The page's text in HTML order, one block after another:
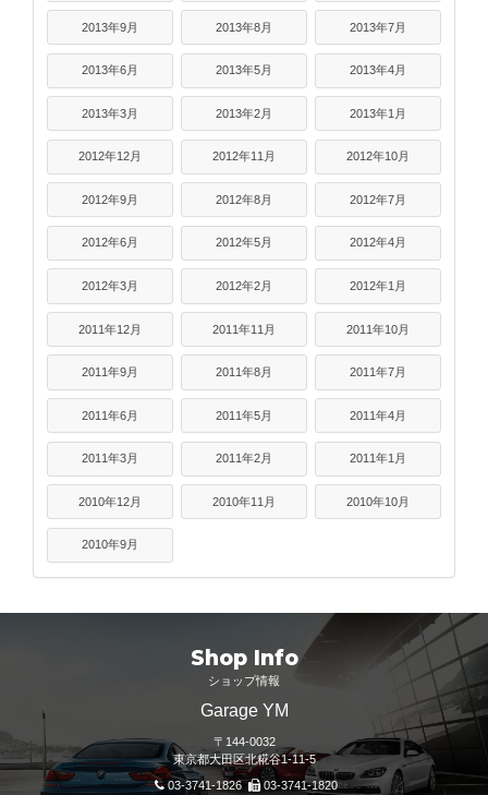
2013年9月 2013年8月 2013年7月
2013年6月 2013年5月 2013年4月
2013年3月 2013年2月 2013年1月
2012年12月 2012年11月 2012年10月
2012年9月 2012年8月 2012年7月
2012年6月 2012年5月 2012年4月
2012年3月 2012年2月 2012年1月
2011年12月 2011年11月 2011年10月
2011年9月 2011年8月 2011年7月
2011年6月 2011年5月 2011年4月
2011年3月 2011年2月 2011年1月
2010年12月 2010年11月 2010年10月
2010年9月
Shop Info
ショップ情報
Garage YM
〒144-0032
東京都大田区北糀谷1-11-5
03-3741-1826
03-3741-1820